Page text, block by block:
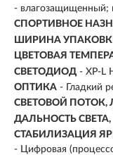
-
СПОРТИВНОЕ
ШИРИНА
ЦВЕТОВАЯ
СВЕТОДИОД - XP-L
ОПТИКА - Гладкий
СВЕТОВОЙ
ДАЛЬНОСТЬ СВЕТА,
СТАБИЛИЗАЦИЯ
- Цифровая